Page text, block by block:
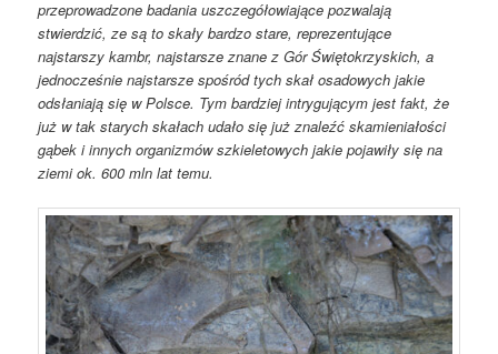
przeprowadzone badania uszczegółowiające pozwalają
stwierdzić, ze są to skały bardzo stare, reprezentujące
najstarszy kambr, najstarsze znane z Gór Świętokrzyskich, a
jednocześnie najstarsze spośród tych skał osadowych jakie
odsłaniają się w Polsce. Tym bardziej intrygującym jest fakt, że
już w tak starych skałach udało się już znaleźć skamieniałości
gąbek i innych organizmów szkieletowych jakie pojawiły się na
ziemi ok. 600 mln lat temu.